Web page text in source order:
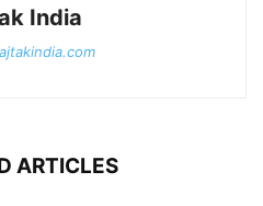
India
ARTICLES